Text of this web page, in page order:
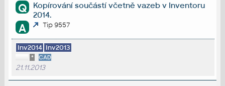
Q
Kopírování součástí včetně vazeb v Inventoru
2014.
A Tip 9557
Inv2014 Inv2013
* CAD
21.11.2013